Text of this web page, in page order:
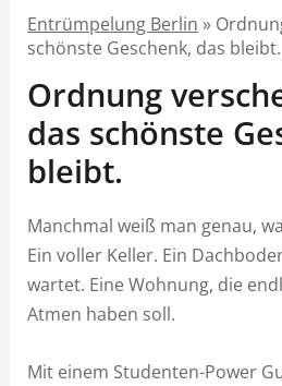
Entrümpelung Berlin »
schönste Geschenk, das bleibt.
Ordnung
das schönste
bleibt.
Manchmal weiß man genau,
Ein voller Keller. Ein
wartet. Eine Wohnung, die
Atmen haben soll.
Mit einem Studenten-Power